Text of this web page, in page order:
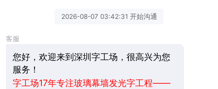
2026-08-07 03:42:31 开始沟通
客服
您好，欢迎来到深圳字工场，很高兴为您
服务！
字工场17年专注玻璃幕墙发光字工程——